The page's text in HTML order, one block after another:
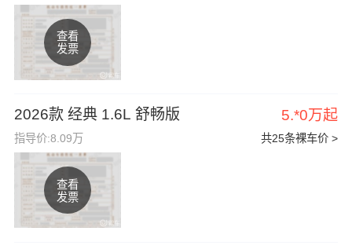
查看
发票
2026款 经典 1.6L 舒畅版 5.*0万起
共25条裸车价 >
指导价:8.09万
查看
发票